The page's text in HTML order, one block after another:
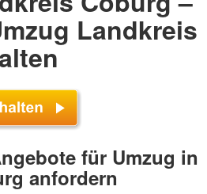
Landkreis
für Umzug in
anfordern